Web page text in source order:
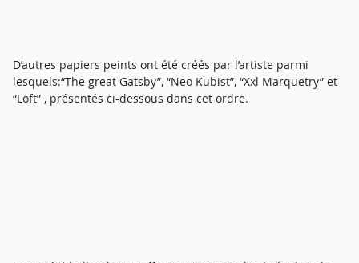
D’autres papiers peints ont été créés par l’artiste parmi
lesquels:“The great Gatsby”, “Neo Kubist”, “Xxl Marquetry” et
“Loft” , présentés ci-dessous dans cet ordre.